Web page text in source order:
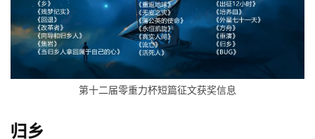
第十二届零重力杯短篇征文获奖信息
归乡